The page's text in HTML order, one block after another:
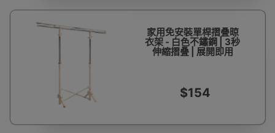
家用免安裝單桿摺叠晾
衣架 - 白色不鏽鋼 | 3秒
伸縮摺叠 | 展開即用
$154